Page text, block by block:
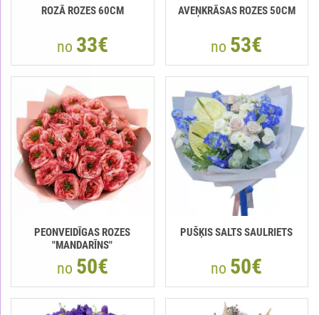
ROZĀ ROZES 60CM
no 33€
AVEŅKRĀSAS ROZES 50CM
no 53€
PEONVEIDĪGAS ROZES
"MANDARĪNS"
no 50€
PUŠĶIS SALTS SAULRIETS
no 50€